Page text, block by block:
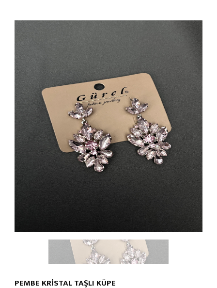
PEMBE KRİSTAL TAŞLI KÜPE